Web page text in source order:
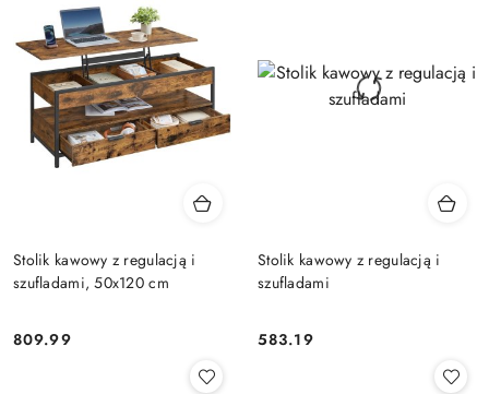
Stolik kawowy z regulacją i
szufladami, 50x120 cm
Cena:
809.99
Stolik kawowy z regulacją i
szufladami
Cena:
583.19